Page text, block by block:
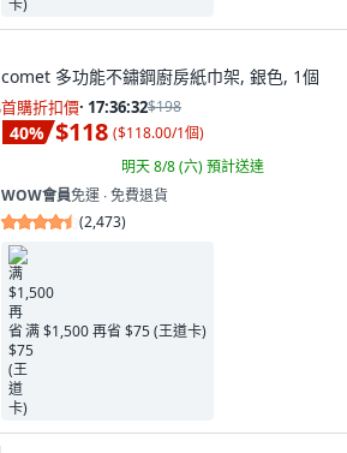
comet 多功能不鏽鋼廚房紙巾架, 銀色, 1個
首購折扣價· 17:36:31$198
40% $118 ($118.00/1個)
明天 8/8 (六)預計送達
WOW會員免運 ∙ 免費退貨
(2,473)
满 $1,500 再省 $75 (王道卡)